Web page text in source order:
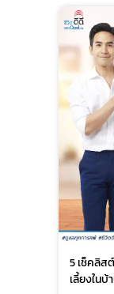
5 เช็คลิส
เลี้ยงในบ้